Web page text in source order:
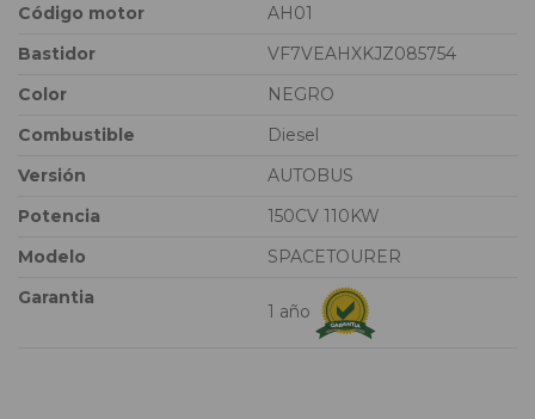
Código motor
AH01
Bastidor
VF7VEAHXKJZ085754
Color
NEGRO
Combustible
Diesel
Versión
AUTOBUS
Potencia
150CV 110KW
Modelo
SPACETOURER
Garantia
1 año